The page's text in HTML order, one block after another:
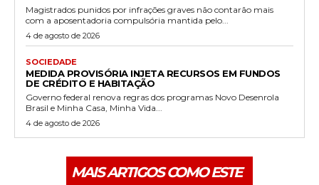
Magistrados punidos por infrações graves não contarão mais
com a aposentadoria compulsória mantida pelo...
4 de agosto de 2026
SOCIEDADE
MEDIDA PROVISÓRIA INJETA RECURSOS EM FUNDOS
DE CRÉDITO E HABITAÇÃO
Governo federal renova regras dos programas Novo Desenrola
Brasil e Minha Casa, Minha Vida...
4 de agosto de 2026
MAIS ARTIGOS COMO ESTE